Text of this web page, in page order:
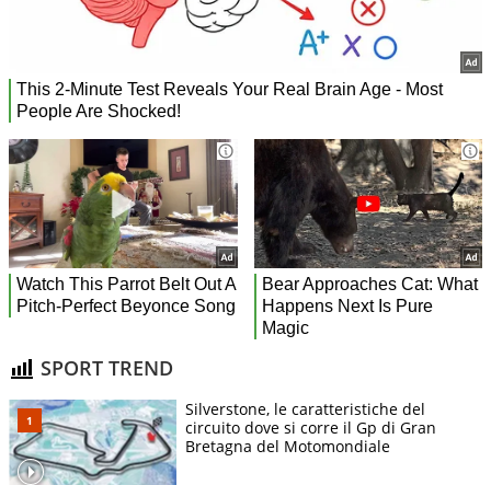
SPORT TREND
Silverstone, le caratteristiche del
circuito dove si corre il Gp di Gran
Bretagna del Motomondiale